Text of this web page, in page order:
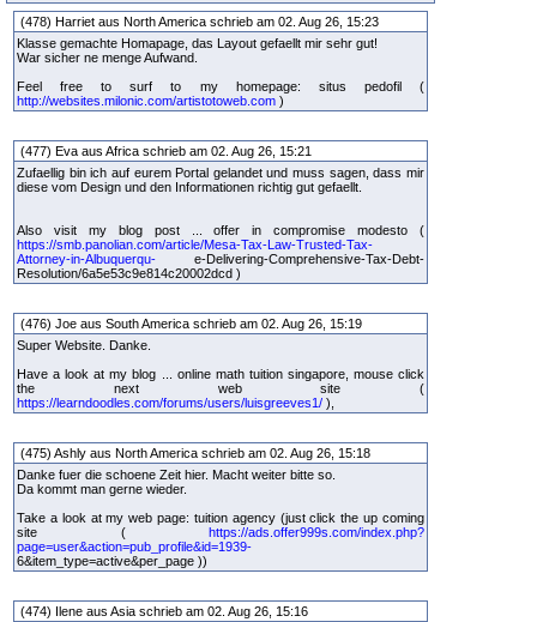
(478) Harriet aus North America schrieb am 02. Aug 26, 15:23
Klasse gemachte Homapage, das Layout gefaellt mir sehr gut!
War sicher ne menge Aufwand.
Feel free to surf to my homepage: situs pedofil (
http://websites.milonic.com/artistotoweb.com )
(477) Eva aus Africa schrieb am 02. Aug 26, 15:21
Zufaellig bin ich auf eurem Portal gelandet und muss sagen, dass mir
diese vom Design und den Informationen richtig gut gefaellt.
Also visit my blog post ... offer in compromise modesto (
https://smb.panolian.com/article/Mesa-Tax-Law-Trusted-Tax-
Attorney-in-Albuquerqu- e-Delivering-Comprehensive-Tax-Debt-
Resolution/6a5e53c9e814c20002dcd )
(476) Joe aus South America schrieb am 02. Aug 26, 15:19
Super Website. Danke.
Have a look at my blog ... online math tuition singapore, mouse click
the next web site (
https://learndoodles.com/forums/users/luisgreeves1/ ),
(475) Ashly aus North America schrieb am 02. Aug 26, 15:18
Danke fuer die schoene Zeit hier. Macht weiter bitte so.
Da kommt man gerne wieder.
Take a look at my web page: tuition agency (just click the up coming
site ( https://ads.offer999s.com/index.php?
page=user&action=pub_profile&id=1939-
6&item_type=active&per_page ))
(474) Ilene aus Asia schrieb am 02. Aug 26, 15:16